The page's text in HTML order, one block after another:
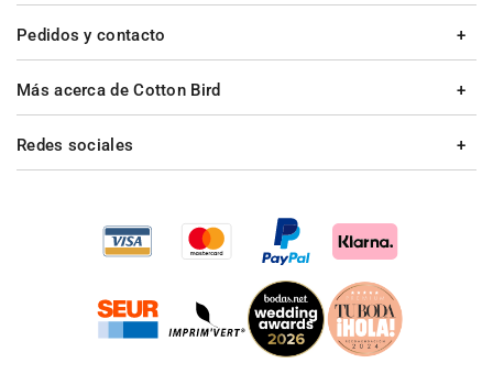
Pedidos y contacto
Más acerca de Cotton Bird
Redes sociales